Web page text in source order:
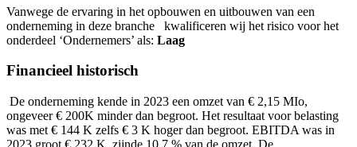
Vanwege de ervaring in het opbouwen en uitbouwen van een
onderneming in deze branche kwalificeren wij het risico voor het
onderdeel ‘Ondernemers’ als: Laag
Financieel historisch
De onderneming kende in 2023 een omzet van € 2,15 MIo,
ongeveer € 200K minder dan begroot. Het resultaat voor belasting
was met € 144 K zelfs € 3 K hoger dan begroot. EBITDA was in